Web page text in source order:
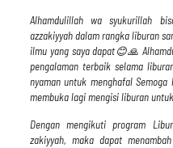
Alhamdulillah wa syukurillah
azzakiyyah dalam rangka liburan
ilmu yang saya dapat😊🙏
pengalaman terbaik selama
nyaman untuk menghafal
membuka lagi mengisi liburan
Dengan mengikuti program
zakiyyah, maka dapat